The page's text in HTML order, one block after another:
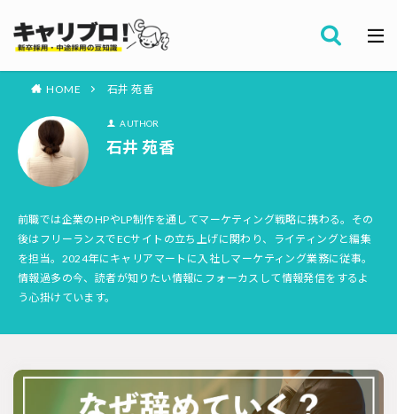
HOME 石井 苑香
AUTHOR
石井 苑香
前職では企業のHPやLP制作を通してマーケティング戦略に携わる。その
後はフリーランスでECサイトの立ち上げに関わり、ライティングと編集
を担当。2024年にキャリアマートに入社しマーケティング業務に従事。
情報過多の今、読者が知りたい情報にフォーカスして情報発信をするよ
う心掛けています。
カテゴリー
採用代行・アウトソーシング（RPO）
就職サイト
採用ノウハウ
採用ツール
採用計画
母集団の形成確保
エンジニア採用
採用イベント・合説
面接・選考
内定フォロー
内定辞退
新卒・人材紹介
早期離職
グローバル採用
ソーシャルリクルーティング
入社式 AI・RPA
労務・組織
セミナー情報
メルマガ登録
お問い合わせ